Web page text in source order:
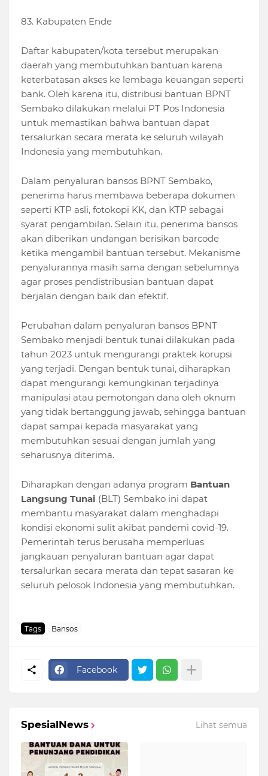
83. Kabupaten Ende
Daftar kabupaten/kota tersebut merupakan
daerah yang membutuhkan bantuan karena
keterbatasan akses ke lembaga keuangan seperti
bank. Oleh karena itu, distribusi bantuan BPNT
Sembako dilakukan melalui PT Pos Indonesia
untuk memastikan bahwa bantuan dapat
tersalurkan secara merata ke seluruh wilayah
Indonesia yang membutuhkan.
Dalam penyaluran bansos BPNT Sembako,
penerima harus membawa beberapa dokumen
seperti KTP asli, fotokopi KK, dan KTP sebagai
syarat pengambilan. Selain itu, penerima bansos
akan diberikan undangan berisikan barcode
ketika mengambil bantuan tersebut. Mekanisme
penyalurannya masih sama dengan sebelumnya
agar proses pendistribusian bantuan dapat
berjalan dengan baik dan efektif.
Perubahan dalam penyaluran bansos BPNT
Sembako menjadi bentuk tunai dilakukan pada
tahun 2023 untuk mengurangi praktek korupsi
yang terjadi. Dengan bentuk tunai, diharapkan
dapat mengurangi kemungkinan terjadinya
manipulasi atau pemotongan dana oleh oknum
yang tidak bertanggung jawab, sehingga bantuan
dapat sampai kepada masyarakat yang
membutuhkan sesuai dengan jumlah yang
seharusnya diterima.
Diharapkan dengan adanya program Bantuan
Langsung Tunai (BLT) Sembako ini dapat
membantu masyarakat dalam menghadapi
kondisi ekonomi sulit akibat pandemi covid-19.
Pemerintah terus berusaha memperluas
jangkauan penyaluran bantuan agar dapat
tersalurkan secara merata dan tepat sasaran ke
seluruh pelosok Indonesia yang membutuhkan.
Tags Bansos
Facebook
SpesialNews Lihat semua